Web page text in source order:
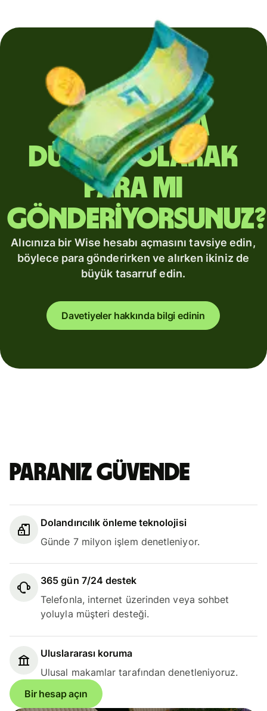
Yurt dışına
düzenli olarak
para mı
gönderiyorsunuz?
Alıcınıza bir Wise hesabı açmasını tavsiye edin,
böylece para gönderirken ve alırken ikiniz de
büyük tasarruf edin.
Davetiyeler hakkında bilgi edinin
Paranız güvende
Dolandırıcılık önleme teknolojisi
Günde 7 milyon işlem denetleniyor.
365 gün 7/24 destek
Telefonla, internet üzerinden veya sohbet
yoluyla müşteri desteği.
Uluslararası koruma
Ulusal makamlar tarafından denetleniyoruz.
Bir hesap açın